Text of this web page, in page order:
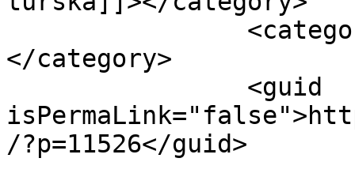
</category>
/?p=11526</guid>